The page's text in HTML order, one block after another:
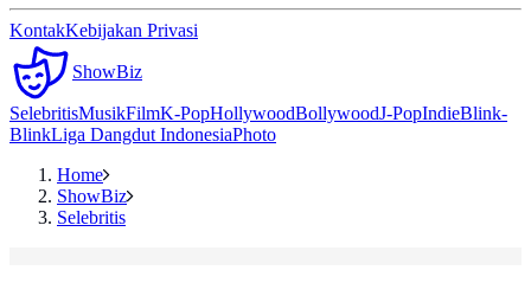
KontakKebijakan Privasi
ShowBiz
SelebritisMusikFilmK-PopHollywoodBollywoodJ-PopIndieBlink-
BlinkLiga Dangdut IndonesiaPhoto
Home
ShowBiz
Selebritis